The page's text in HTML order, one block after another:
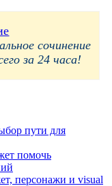
сочинение
за 24 часа!
пути для
помочь
персонажи и visual